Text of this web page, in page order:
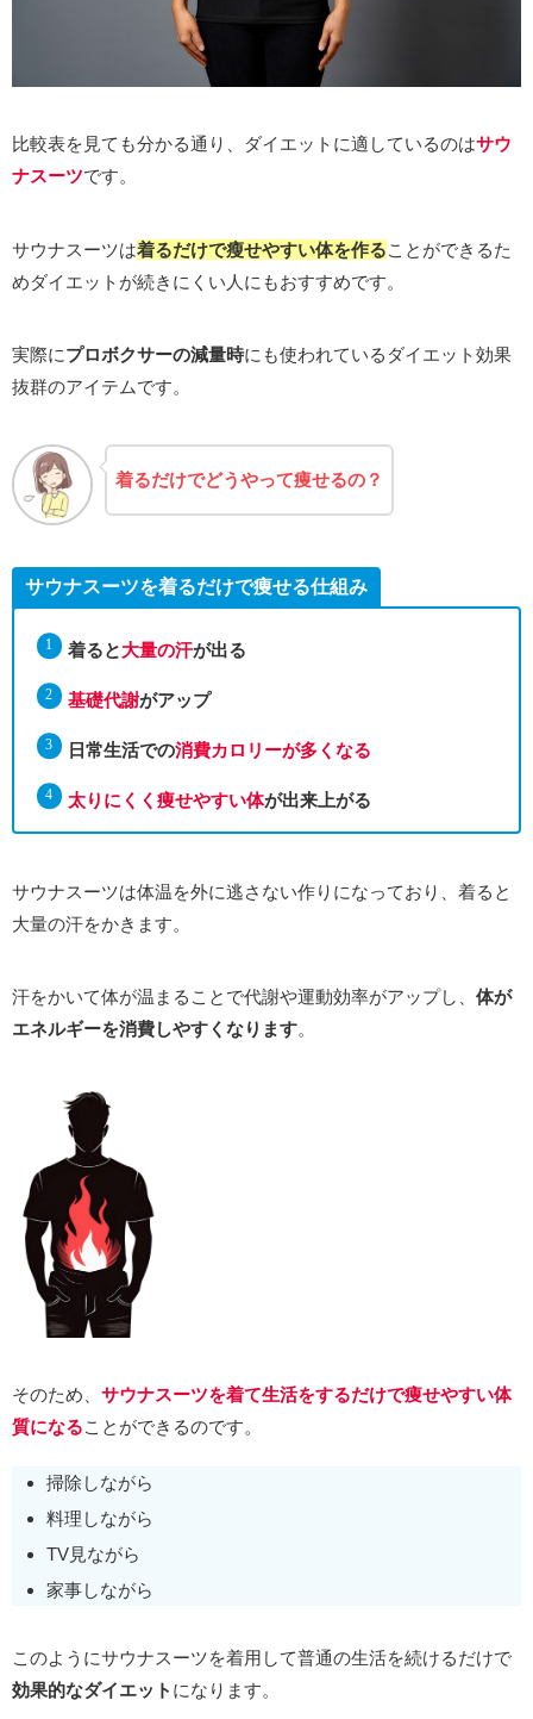
比較表を見ても分かる通り、ダイエットに適しているのはサウ
ナスーツです。
サウナスーツは着るだけで瘦せやすい体を作ることができるた
めダイエットが続きにくい人にもおすすめです。
実際にプロボクサーの減量時にも使われているダイエット効果
抜群のアイテムです。
着るだけでどうやって痩せるの？
サウナスーツを着るだけで痩せる仕組み
着ると大量の汗が出る
基礎代謝がアップ
日常生活での消費カロリーが多くなる
太りにくく痩せやすい体が出来上がる
サウナスーツは体温を外に逃さない作りになっており、着ると
大量の汗をかきます。
汗をかいて体が温まることで代謝や運動効率がアップし、 体が
エネルギーを消費しやすくなります。
そのため、 サウナスーツを着て生活をするだけで痩せやすい体
質になることができるのです。
掃除しながら
料理しながら
TV見ながら
家事しながら
このようにサウナスーツを着用して普通の生活を続けるだけで
効果的なダイエット になります。